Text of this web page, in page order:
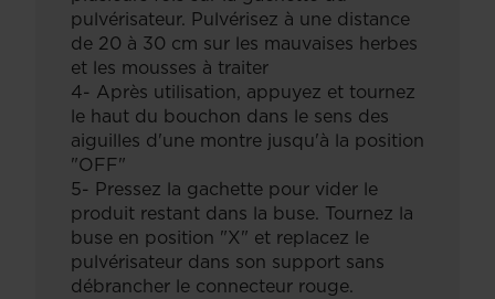
pulvérisateur. Pulvérisez à une distance
de 20 à 30 cm sur les mauvaises herbes
et les mousses à traiter
4- Après utilisation, appuyez et tournez
le haut du bouchon dans le sens des
aiguilles d'une montre jusqu'à la position
"OFF"
5- Pressez la gachette pour vider le
produit restant dans la buse. Tournez la
buse en position "X" et replacez le
pulvérisateur dans son support sans
débrancher le connecteur rouge.